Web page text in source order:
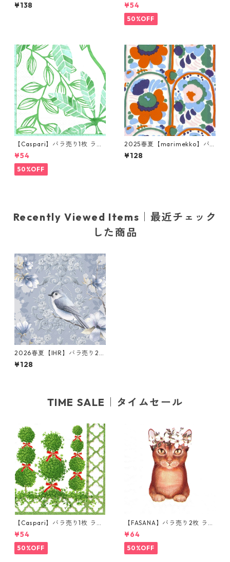
キン Under The Sea ホワイト
¥138
tches Hats ブラック
¥54
50%OFF
【Caspari】バラ売り1枚 ラン
チサイズ ペーパーナプキン LE
AF パール×グリーン
¥54
50%OFF
2025春夏【marimekko】バ
ラ売り2枚 ランチサイズ ペー
パーナプキン Karuselli オレン
¥128
Recently Viewed Items｜最近チェック
した商品
2026春夏【IHR】バラ売り2枚
ランチサイズ ペーパーナプキ
ン PENELOPE ライトブルー
¥128
TIME SALE｜タイムセール
【Caspari】バラ売り1枚 ラン
チサイズ ペーパーナプキン To
piaries パールホワイト
¥54
50%OFF
【FASANA】バラ売り2枚 ラン
チサイズ ペーパーナプキン La
dy Cat ホワイト
¥64
50%OFF